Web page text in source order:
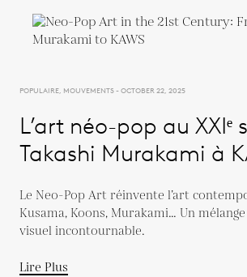
POPULAIRE, MOUVEMENTS - OCTOBER 22, 2025
L’art néo-pop au XXIᵉ
Takashi Murakami à
Le Neo-Pop Art réinvente l’art
Kusama, Koons, Murakami… Un
visuel incontournable.
Lire Plus